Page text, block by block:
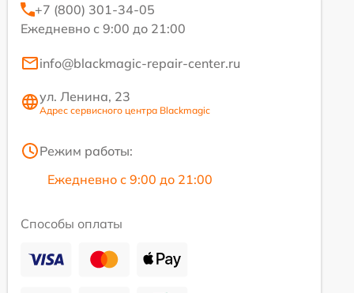
+7 (800) 301-34-05
Ежедневно с 9:00 до 21:00
info@blackmagic-repair-center.ru
ул. Ленина, 23
Адрес сервисного центра Blackmagic
Режим работы:
Ежедневно с 9:00 до 21:00
Способы оплаты